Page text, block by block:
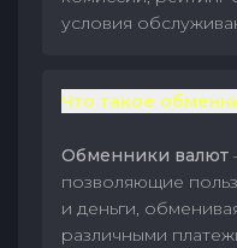
условия
Что такое
Обменники валют
позволяющие
и деньги,
различными